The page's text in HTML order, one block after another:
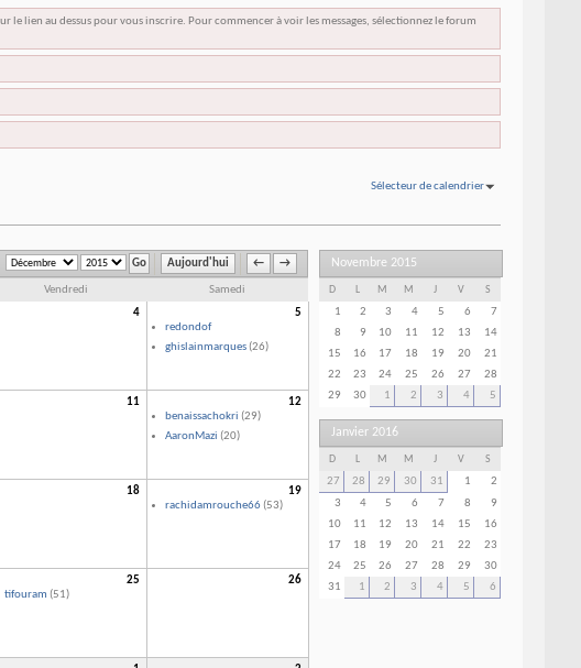
le lien au dessus pour vous inscrire. Pour commencer à voir les messages, sélectionnez le forum
Sélecteur de calendrier
Aujourd'hui ← →
Vendredi
Samedi
4
5
redondof
ghislainmarques (26)
11
12
benaissachokri (29)
AaronMazi (20)
18
19
rachidamrouche66 (53)
25
tifouram (51)
26
Novembre 2015
D L M M J V S
1 2 3 4 5 6
7
8
9 10 11 12 13
14
15
16 17 18 19 20
21
22
23 24 25 26 27
28
29
30 1 2 3 4 5
Janvier 2016
D L M M J V S
27 28 29 30 31 1
2
3
4 5 6 7 8
9
10
11 12 13 14 15
16
17
18 19 20 21 22
23
24
25 26 27 28 29
30
31
1 2 3 4 5 6